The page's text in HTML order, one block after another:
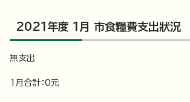
2021年度 1月 市食糧費支出狀況
無支出
1月合計：0元